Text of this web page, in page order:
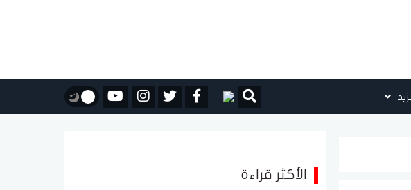
الأكثر قراءة